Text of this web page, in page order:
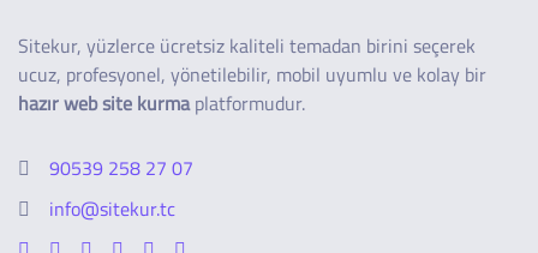
Sitekur, yüzlerce ücretsiz kaliteli temadan birini seçerek
ucuz, profesyonel, yönetilebilir, mobil uyumlu ve kolay bir
hazır web site kurmaplatformudur.
90539 258 27 07
info@sitekur.tc